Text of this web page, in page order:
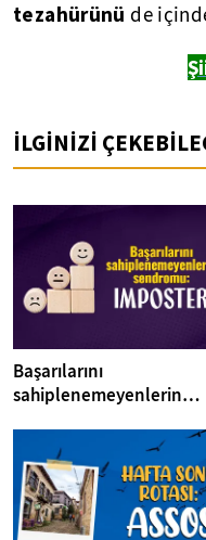
tezahürünü de
İLGİNİZİ
Başarılarını
sahiplenemeyenlerin